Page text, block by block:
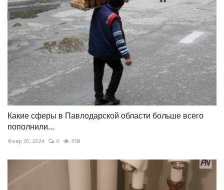
Какие сферы в Павлодарской области больше всего
пополнили...
Февр 20, 2024 0 358